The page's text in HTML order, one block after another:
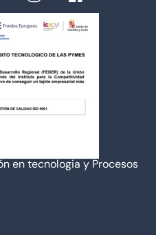
en tecnologia y Procesos